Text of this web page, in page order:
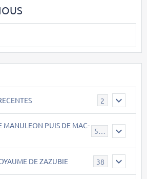
2
MANULEON PUIS DE MAC-
543
DE ZAZUBIE 38